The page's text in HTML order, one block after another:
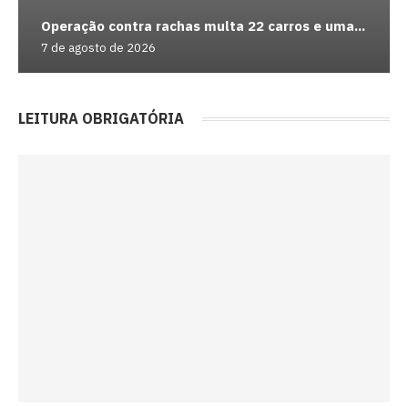
Operação contra rachas multa 22 carros e uma...
7 de agosto de 2026
LEITURA OBRIGATÓRIA